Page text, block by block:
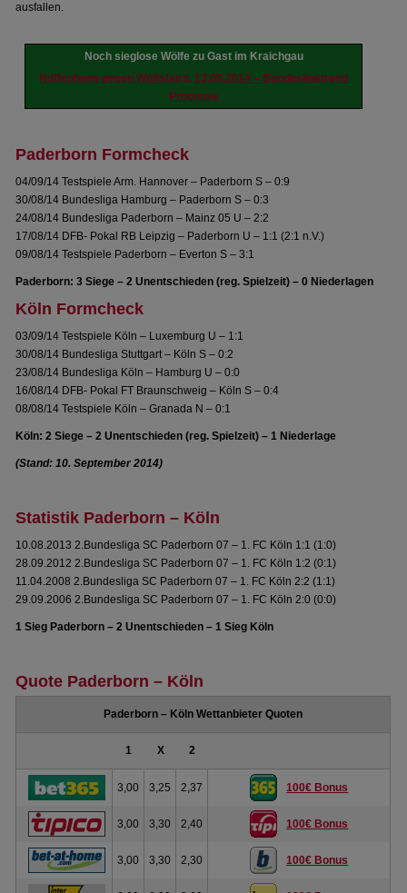
ausfallen.
Noch sieglose Wölfe zu Gast im Kraichgau
Hoffenheim gegen Wolfsburg, 13.09.2014 – Bundesligatrend
Prognose
Paderborn Formcheck
04/09/14 Testspiele Arm. Hannover – Paderborn S – 0:9
30/08/14 Bundesliga Hamburg – Paderborn S – 0:3
24/08/14 Bundesliga Paderborn – Mainz 05 U – 2:2
17/08/14 DFB- Pokal RB Leipzig – Paderborn U – 1:1 (2:1 n.V.)
09/08/14 Testspiele Paderborn – Everton S – 3:1
Paderborn: 3 Siege – 2 Unentschieden (reg. Spielzeit) – 0 Niederlagen
Köln Formcheck
03/09/14 Testspiele Köln – Luxemburg U – 1:1
30/08/14 Bundesliga Stuttgart – Köln S – 0:2
23/08/14 Bundesliga Köln – Hamburg U – 0:0
16/08/14 DFB- Pokal FT Braunschweig – Köln S – 0:4
08/08/14 Testspiele Köln – Granada N – 0:1
Köln: 2 Siege – 2 Unentschieden (reg. Spielzeit) – 1 Niederlage
(Stand: 10. September 2014)
Statistik Paderborn – Köln
10.08.2013 2.Bundesliga SC Paderborn 07 – 1. FC Köln 1:1 (1:0)
28.09.2012 2.Bundesliga SC Paderborn 07 – 1. FC Köln 1:2 (0:1)
11.04.2008 2.Bundesliga SC Paderborn 07 – 1. FC Köln 2:2 (1:1)
29.09.2006 2.Bundesliga SC Paderborn 07 – 1. FC Köln 2:0 (0:0)
1 Sieg Paderborn – 2 Unentschieden – 1 Sieg Köln
Quote Paderborn – Köln
Paderborn – Köln Wettanbieter Quoten
1 X 2
3,00 3,25 2,37 100€ Bonus
3,00 3,30 2,40 100€ Bonus
3,00 3,30 2,30 100€ Bonus